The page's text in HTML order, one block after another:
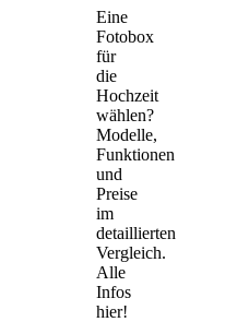
Eine
Fotobox
für
die
Hochzeit
wählen?
Modelle,
Funktionen
und
Preise
im
detaillierten
Vergleich.
Alle
Infos
hier!